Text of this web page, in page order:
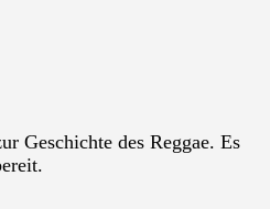
Geschichte des Reggae. Es